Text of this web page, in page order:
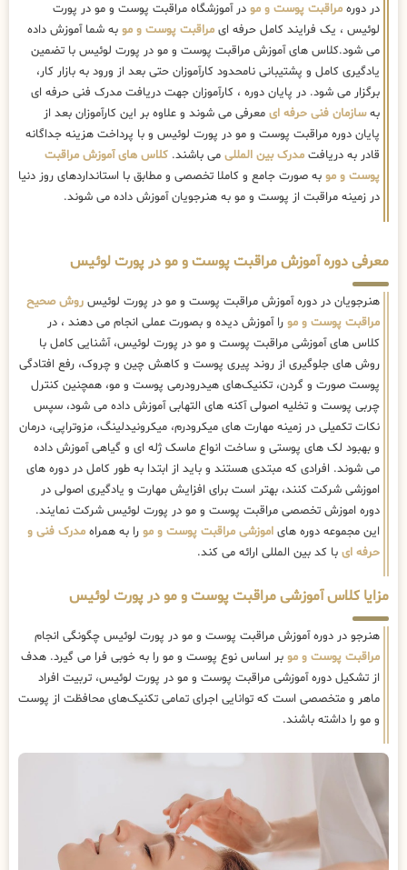
در دوره مراقبت پوست و مو در آموزشگاه مراقبت پوست و مو در پورت
لوئیس ، یک فرایند کامل حرفه ای مراقبت پوست و مو به شما آموزش داده
می شود.کلاس های آموزش مراقبت پوست و مو در پورت لوئیس با تضمین
یادگیری کامل و پشتیبانی نامحدود کارآموزان حتی بعد از ورود به بازار کار،
برگزار می شود. در پایان دوره ، کارآموزان جهت دریافت مدرک فنی حرفه ای
بهسازمان فنی حرفه ای معرفی می شوند و علاوه بر این کارآموزان بعد از
پایان دوره مراقبت پوست و مو در پورت لوئیس و با پرداخت هزینه جداگانه
قادر به دریافت مدرک بین المللی می باشند. کلاس های آموزش مراقبت
پوست و مو به صورت جامع و کاملا تخصصی و مطابق با استانداردهای روز دنیا
در زمینه مراقبت از پوست و مو به هنرجویان آموزش داده می شوند.
معرفی دوره آموزش مراقبت پوست و مو در پورت لوئیس
هنرجویان در دوره آموزش مراقبت پوست و مو در پورت لوئیس روش صحیح
مراقبت پوست و مو را آموزش دیده و بصورت عملی انجام می دهند ، در
کلاس های آموزشی مراقبت پوست و مو در پورت لوئیس، آشنایی کامل با
روش های جلوگیری از روند پیری پوست و کاهش چین و چروک، رفع افتادگی
پوست صورت و گردن، تکنیک‌های هیدرودرمی پوست و مو، همچنین کنترل
چربی پوست و تخلیه اصولی آکنه های التهابی آموزش داده می شود، سپس
نکات تکمیلی در زمینه مهارت های میکرودرم، میکرونیدلینگ، مزوتراپی، درمان
و بهبود لک های پوستی و ساخت انواع ماسک ژله ای و گیاهی آموزش داده
می شوند. افرادی که مبتدی هستند و باید از ابتدا به طور کامل در دوره های
اموزشی شرکت کنند، بهتر است برای افزایش مهارت و یادگیری اصولی در
دوره اموزش تخصصی مراقبت پوست و مو در پورت لوئیس شرکت نمایند.
این مجموعه دوره های اموزشی مراقبت پوست و مو را به همراه مدرک فنی و
حرفه ای با کد بین المللی ارائه می کند.
مزایا کلاس آموزشی مراقبت پوست و مو در پورت لوئیس
هنرجو در دوره آموزش مراقبت پوست و مو در پورت لوئیس چگونگی انجام
مراقبت پوست و مو بر اساس نوع پوست و مو را به خوبی فرا می گیرد. هدف
از تشکیل دوره آموزشی مراقبت پوست و مو در پورت لوئیس، تربیت افراد
ماهر و متخصصی است که توانایی اجرای تمامی تکنیک‌های محافظت از پوست
و مو را داشته باشند.